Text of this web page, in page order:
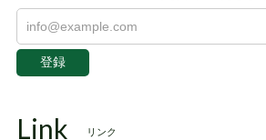
登録
Link リンク